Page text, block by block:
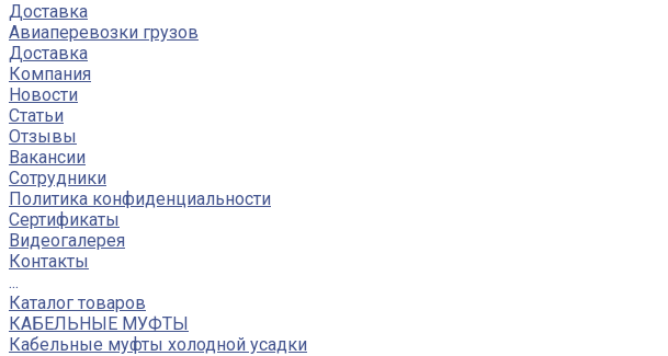
Доставка
Авиаперевозки грузов
Доставка
Компания
Новости
Статьи
Отзывы
Вакансии
Сотрудники
Политика конфиденциальности
Сертификаты
Видеогалерея
Контакты
...
Каталог товаров
КАБЕЛЬНЫЕ МУФТЫ
Кабельные муфты холодной усадки